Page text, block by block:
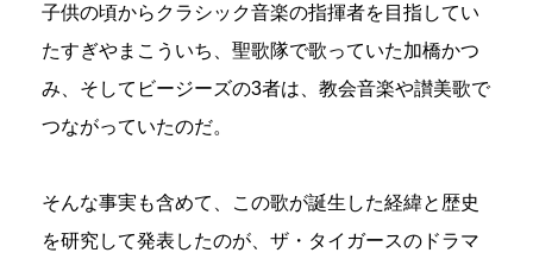
子供の頃からクラシック音楽の指揮者を目指してい
たすぎやまこういち、聖歌隊で歌っていた加橋かつ
み、そしてビージーズの3者は、教会音楽や讃美歌で
つながっていたのだ。
そんな事実も含めて、この歌が誕生した経緯と歴史
を研究して発表したのが、ザ・タイガースのドラマ